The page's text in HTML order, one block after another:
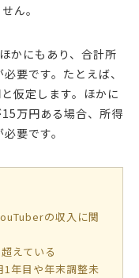
ん。
かにもあり、合計所
要です。たとえば、
仮定します。ほかに
万円ある場合、所得
要です。
の収入に関
えている
1年目や年末調整未